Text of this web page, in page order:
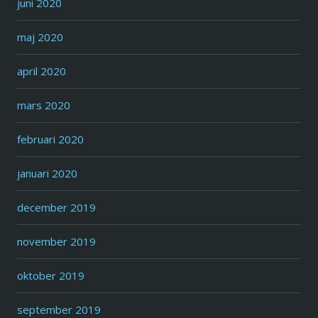
juni 2020
maj 2020
april 2020
mars 2020
februari 2020
januari 2020
december 2019
november 2019
oktober 2019
september 2019